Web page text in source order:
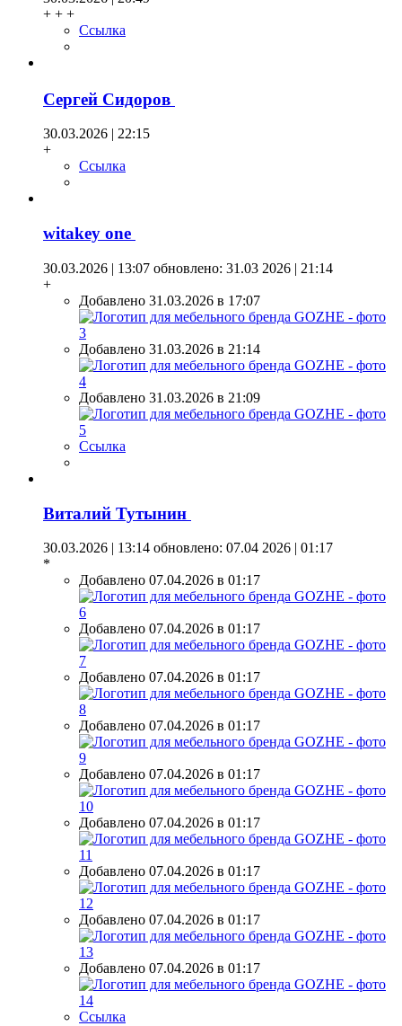
+ + +
Ссылка
Сергей Сидоров
30.03.2026 | 22:15
+
Ссылка
witakey one
30.03.2026 | 13:07 обновлено: 31.03 2026 | 21:14
+
Добавлено 31.03.2026 в 17:07
Добавлено 31.03.2026 в 21:14
Добавлено 31.03.2026 в 21:09
Ссылка
Виталий Тутынин
30.03.2026 | 13:14 обновлено: 07.04 2026 | 01:17
*
Добавлено 07.04.2026 в 01:17
Добавлено 07.04.2026 в 01:17
Добавлено 07.04.2026 в 01:17
Добавлено 07.04.2026 в 01:17
Добавлено 07.04.2026 в 01:17
Добавлено 07.04.2026 в 01:17
Добавлено 07.04.2026 в 01:17
Добавлено 07.04.2026 в 01:17
Добавлено 07.04.2026 в 01:17
Ссылка